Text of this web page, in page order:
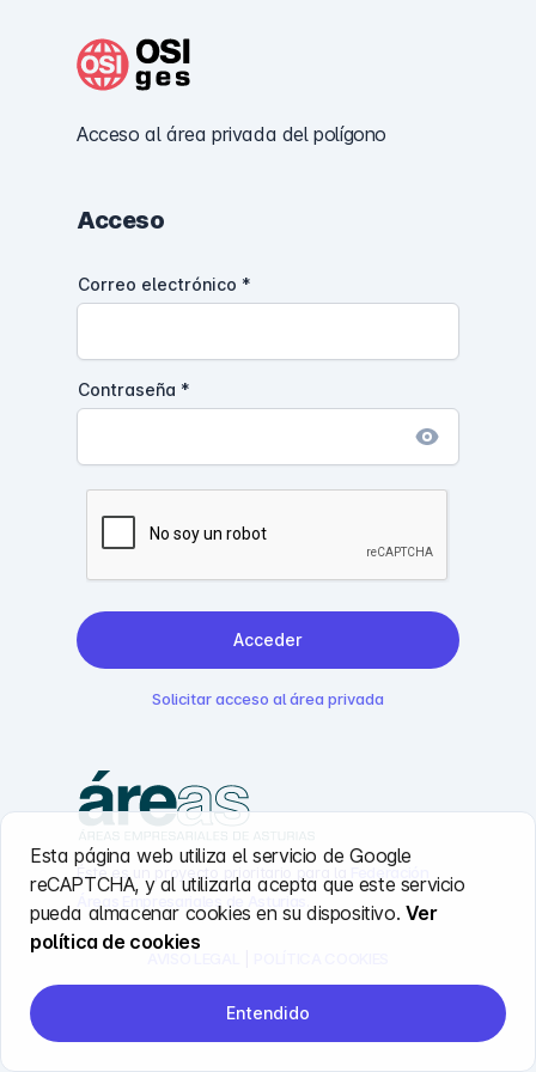
Esta página web utiliza el servicio de Google
reCAPTCHA, y al utilizarla acepta que este servicio
pueda almacenar cookies en su dispositivo. Ver
política de cookies
Entendido
Acceso al área privada del polígono
Acceso
Correo electrónico *
Contraseña *
Acceder
Solicitar acceso al área privada
Éste es un proyecto prioritario para la
Federación
Áreas Empresariales de Asturias